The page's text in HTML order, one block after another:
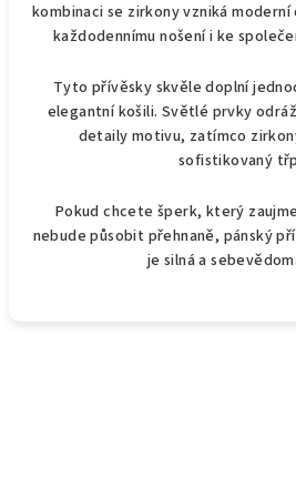
kombinaci se zirkony vzniká
každodennímu nošení i ke
Tyto přívěsky skvěle doplní
elegantní košili. Světlé prvky
detaily motivu, zatímco
sofistikovaný
Pokud chcete šperk, který
nebude působit přehnaně, pánský
je silná a